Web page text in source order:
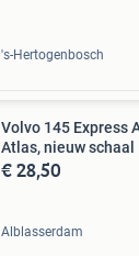
's-Hertogenbosch
Volvo 145 Express
Atlas, nieuw schaal
€ 28,50
Alblasserdam